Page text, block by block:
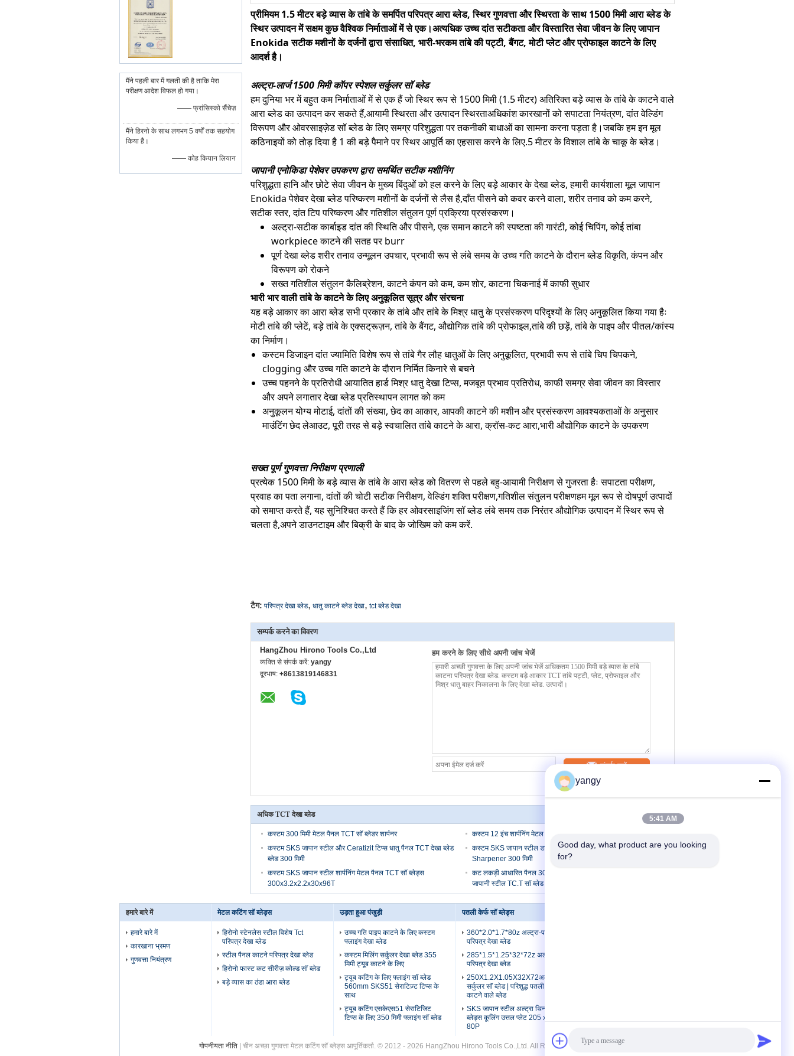
मैंने पहली बार में गलती की है ताकि मेरा
परीक्षण आदेश विफल हो गया।
—— फ्रांसिस्को सैंचेज़
मैंने हिरनो के साथ लगभग 5 वर्षों तक सहयोग
किया है।
—— कोह कियान लियान
प्रीमियम 1.5 मीटर बड़े व्यास के तांबे के समर्पित परिपत्र आरा ब्लेड, स्थिर गुणवत्ता और स्थिरता के साथ 1500 मिमी आरा ब्लेड के
स्थिर उत्पादन में सक्षम कुछ वैश्विक निर्माताओं में से एक।अत्यधिक उच्च दांत सटीकता और विस्तारित सेवा जीवन के लिए जापान
Enokida सटीक मशीनों के दर्जनों द्वारा संसाधित, भारी-भरकम तांबे की पट्टी, बैंगट, मोटी प्लेट और प्रोफाइल काटने के लिए
आदर्श है।
अल्ट्रा-लार्ज 1500 मिमी कॉपर स्पेशल सर्कुलर सॉ ब्लेड
हम दुनिया भर में बहुत कम निर्माताओं में से एक हैं जो स्थिर रूप से 1500 मिमी (1.5 मीटर) अतिरिक्त बड़े व्यास के तांबे के काटने वाले
आरा ब्लेड का उत्पादन कर सकते हैं,आयामी स्थिरता और उत्पादन स्थिरताअधिकांश कारखानों को सपाटता नियंत्रण, दांत वेल्डिंग
विरूपण और ओवरसाइज़ेड सॉ ब्लेड के लिए समग्र परिशुद्धता पर तकनीकी बाधाओं का सामना करना पड़ता है।जबकि हम इन मूल
कठिनाइयों को तोड़ दिया है 1 की बड़े पैमाने पर स्थिर आपूर्ति का एहसास करने के लिए.5 मीटर के विशाल तांबे के चाकू के ब्लेड।
जापानी एनोकिडा पेशेवर उपकरण द्वारा समर्थित सटीक मशीनिंग
परिशुद्धता हानि और छोटे सेवा जीवन के मुख्य बिंदुओं को हल करने के लिए बड़े आकार के देखा ब्लेड, हमारी कार्यशाला मूल जापान
Enokida पेशेवर देखा ब्लेड परिष्करण मशीनों के दर्जनों से लैस है,दाँत पीसने को कवर करने वाला, शरीर तनाव को कम करने,
सटीक स्तर, दांत टिप परिष्करण और गतिशील संतुलन पूर्ण प्रक्रिया प्रसंस्करण।
अल्ट्रा-सटीक कार्बाइड दांत की स्थिति और पीसने, एक समान काटने की स्पष्टता की गारंटी, कोई चिपिंग, कोई तांबा
workpiece काटने की सतह पर burr
पूर्ण देखा ब्लेड शरीर तनाव उन्मूलन उपचार, प्रभावी रूप से लंबे समय के उच्च गति काटने के दौरान ब्लेड विकृति, कंपन और
विरूपण को रोकने
सख्त गतिशील संतुलन कैलिब्रेशन, काटने कंपन को कम, कम शोर, काटना चिकनाई में काफी सुधार
भारी भार वाली तांबे के काटने के लिए अनुकूलित सूत्र और संरचना
यह बड़े आकार का आरा ब्लेड सभी प्रकार के तांबे और तांबे के मिश्र धातु के प्रसंस्करण परिदृश्यों के लिए अनुकूलित किया गया हैः
मोटी तांबे की प्लेटें, बड़े तांबे के एक्सट्रूज़न, तांबे के बैंगट, औद्योगिक तांबे की प्रोफाइल,तांबे की छड़ें, तांबे के पाइप और पीतल/कांस्य
का निर्माण।
कस्टम डिजाइन दांत ज्यामिति विशेष रूप से तांबे गैर लौह धातुओं के लिए अनुकूलित, प्रभावी रूप से तांबे चिप चिपकने,
clogging और उच्च गति काटने के दौरान निर्मित किनारे से बचने
उच्च पहनने के प्रतिरोधी आयातित हार्ड मिश्र धातु देखा टिप्स, मजबूत प्रभाव प्रतिरोध, काफी समग्र सेवा जीवन का विस्तार
और अपने लगातार देखा ब्लेड प्रतिस्थापन लागत को कम
अनुकूलन योग्य मोटाई, दांतों की संख्या, छेद का आकार, आपकी काटने की मशीन और प्रसंस्करण आवश्यकताओं के अनुसार
माउंटिंग छेद लेआउट, पूरी तरह से बड़े स्वचालित तांबे काटने के आरा, क्रॉस-कट आरा,भारी औद्योगिक काटने के उपकरण
सख्त पूर्ण गुणवत्ता निरीक्षण प्रणाली
प्रत्येक 1500 मिमी के बड़े व्यास के तांबे के आरा ब्लेड को वितरण से पहले बहु-आयामी निरीक्षण से गुजरता हैः सपाटता परीक्षण,
प्रवाह का पता लगाना, दांतों की चोटी सटीक निरीक्षण, वेल्डिंग शक्ति परीक्षण,गतिशील संतुलन परीक्षणहम मूल रूप से दोषपूर्ण उत्पादों
को समाप्त करते हैं, यह सुनिश्चित करते हैं कि हर ओवरसाइजिंग सॉ ब्लेड लंबे समय तक निरंतर औद्योगिक उत्पादन में स्थिर रूप से
चलता है,अपने डाउनटाइम और बिक्री के बाद के जोखिम को कम करें.
टैग: परिपत्र देखा ब्लेड, धातु काटने ब्लेड देखा, tct ब्लेड देखा
सम्पर्क करने का विवरण
HangZhou Hirono Tools Co.,Ltd
व्यक्ति से संपर्क करें: yangy
दूरभाष: +8613819146831
हम करने के लिए सीधे अपनी जांच भेजें
संपर्क करें
अधिक TCT देखा ब्लेड
कस्टम 300 मिमी मेटल पैनल TCT सॉ ब्लेडर शार्पनर
कस्टम 12 इंच शार्पनिंग मेटल पैनल TCT सॉ ब्लेड्स
कस्टम SKS जापान स्टील और Ceratizit टिप्स धातु पैनल TCT देखा ब्लेड
ब्लेड 300 मिमी
कस्टम SKS जापान स्टील डायमंड देखा ब्लेड धातु पैनल TCT देखा ब्लेड
Sharpener 300 मिमी
कस्टम SKS जापान स्टील शार्पनिंग मेटल पैनल TCT सॉ ब्लेड्स
300x3.2x2.2x30x96T
कट लकड़ी आधारित पैनल 300x3.2x2.2x30x72T के लिए OEM SKS
जापानी स्टील TC.T सॉ ब्लेड
हमारे बारे में
हमारे बारे में
कारखाना भ्रमण
गुणवत्ता नियंत्रण
मेटल कटिंग सॉ ब्लेड्स
हिरोनो स्टेनलेस स्टील विशेष Tct
परिपत्र देखा ब्लेड
स्टील पैनल काटने परिपत्र देखा ब्लेड
हिरोनो फास्ट कट सीरीज़ कोल्ड सॉ ब्लेड
बड़े व्यास का ठंडा आरा ब्लेड
उड़ता हुआ पंखुड़ी
उच्च गति पाइप काटने के लिए कस्टम
फ्लाइंग देखा ब्लेड
कस्टम मिलिंग सर्कुलर देखा ब्लेड 355
मिमी ट्यूब काटने के लिए
ट्यूब कटिंग के लिए फ्लाइंग सॉ ब्लेड
560mm SKS51 सेराटिज़्ट टिप्स के
साथ
ट्यूब कटिंग एसकेएस51 सेराटिजिट
टिप्स के लिए 350 मिमी फ्लाइंग सॉ ब्लेड
पतली केर्फ सॉ ब्लेड्स
360*2.0*1.7*80z अल्ट्रा-पतले
परिपत्र देखा ब्लेड
285*1.5*1.25*32*72z अल्ट्रा पतला
परिपत्र देखा ब्लेड
250X1.2X1.05X32X72अल्ट्रा-थिन
सर्कुलर सॉ ब्लेड | परिशुद्ध पतली केर्फ़ धातु
काटने वाले ब्लेड
SKS जापान स्टील अल्ट्रा थिन केर्फ सॉ
ब्लेड्स कूलिंग उत्तल प्लेट 205 x 0.8 x
80P
गोपनीयता नीति| चीन अच्छा गुणवत्ता मेटल कटिंग सॉ ब्लेड्स आपूर्तिकर्ता. © 2012 - 2026 HangZhou Hirono Tools Co.,Ltd. All Rights Reserved.
yangy
5:41 AM
Good day, what product are you looking
for?